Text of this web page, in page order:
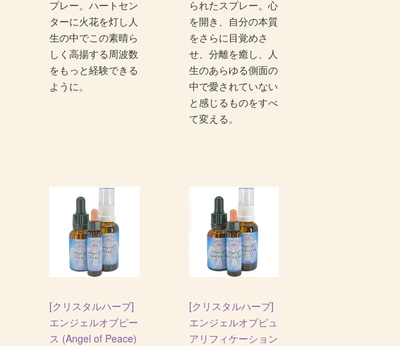
プレー。ハートセン
ターに火花を灯し人
生の中でこの素晴ら
しく高揚する周波数
をもっと経験できる
ように。
られたスプレー。心
を開き、自分の本質
をさらに目覚めさ
せ、分離を癒し、人
生のあらゆる側面の
中で愛されていない
と感じるものをすべ
て変える。
[クリスタルハーブ]
エンジェルオブピー
ス (Angel of Peace)
[クリスタルハーブ]
エンジェルオブピュ
アリフィケーション